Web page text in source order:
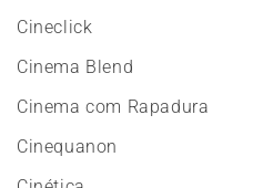
Cineclick
Cinema Blend
Cinema com Rapadura
Cinequanon